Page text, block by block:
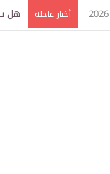
أخبار عاجلة هل